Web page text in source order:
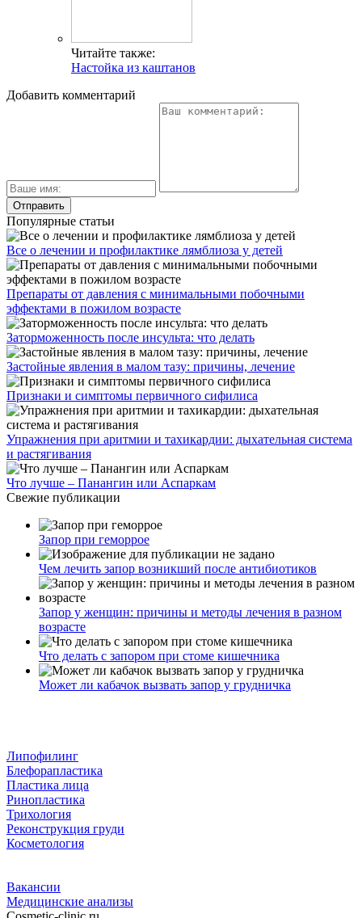
Читайте также:
Настойка из каштанов
Добавить комментарий
Популярные статьи
Все о лечении и профилактике лямблиоза у детей
Препараты от давления с минимальными побочными
эффектами в пожилом возрасте
Заторможенность после инсульта: что делать
Застойные явления в малом тазу: причины, лечение
Признаки и симптомы первичного сифилиса
Упражнения при аритмии и тахикардии: дыхательная система
и растягивания
Что лучше – Панангин или Аспаркам
Свежие публикации
Запор при геморрое
Чем лечить запор возникший после антибиотиков
Запор у женщин: причины и методы лечения в разном
возрасте
Что делать с запором при стоме кишечника
Может ли кабачок вызвать запор у грудничка
Липофилинг
Блефорапластика
Пластика лица
Ринопластика
Трихология
Реконструкция груди
Косметология
Вакансии
Медицинские анализы